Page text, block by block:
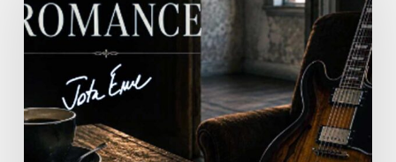
nueva
versión
clásico
de
jazz